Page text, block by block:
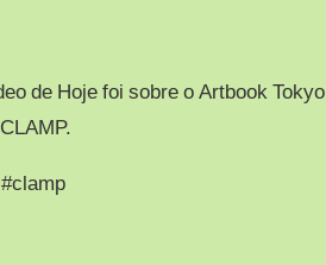
de Hoje foi sobre o Artbook Tokyo